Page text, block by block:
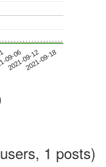
09-06
2021-09-122021-09-18
1 posts)